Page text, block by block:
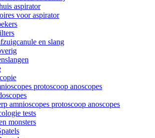
aspirator
voor aspirator
en slang
protoscoop anoscopes
amnioscopes protoscoop anoscopes
tests
monsters